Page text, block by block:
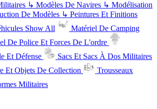
↳ Modèles De Navires ↳ Modélisation
De Modèles ↳ Peintures Et Finitions
Show All
Matériel De Camping
De Police Et Forces De L'ordre
Et Défense
Sacs Et Sacs À Dos Militaires
Et Objets De Collection
Trousseaux
Militaires